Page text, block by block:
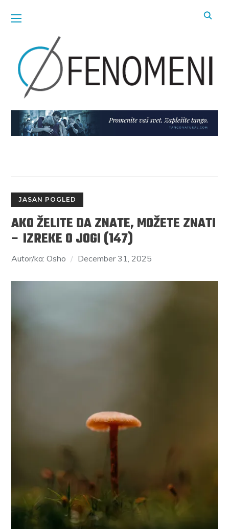
JASAN POGLED
AKO ŽELITE DA ZNATE, MOŽETE ZNATI
– IZREKE O JOGI (147)
Autor/ka: Osho December 31, 2025